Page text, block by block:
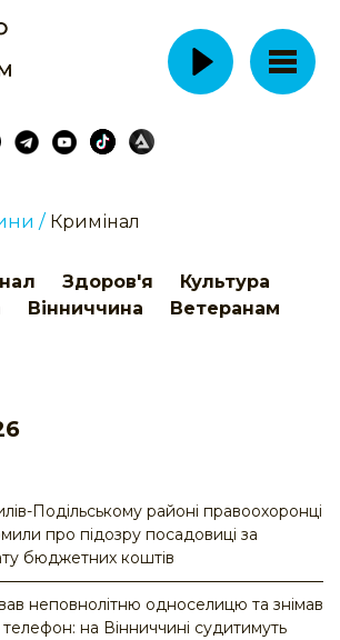
/ Кримінал
Здоров'я
Культура
Вінниччина
Ветеранам
Подільському районі правоохоронці
про підозру посадовиці за
бюджетних коштів
неповнолітню односелицю та знімав
на Вінниччині судитимуть